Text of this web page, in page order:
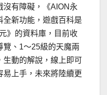
沒有障礙，《AION永
全新功能，遊戲百科是
》的資料庫，目前收
覽、1～25級的天魔兩
生動的解說，線上即可
上手，未來將陸續更